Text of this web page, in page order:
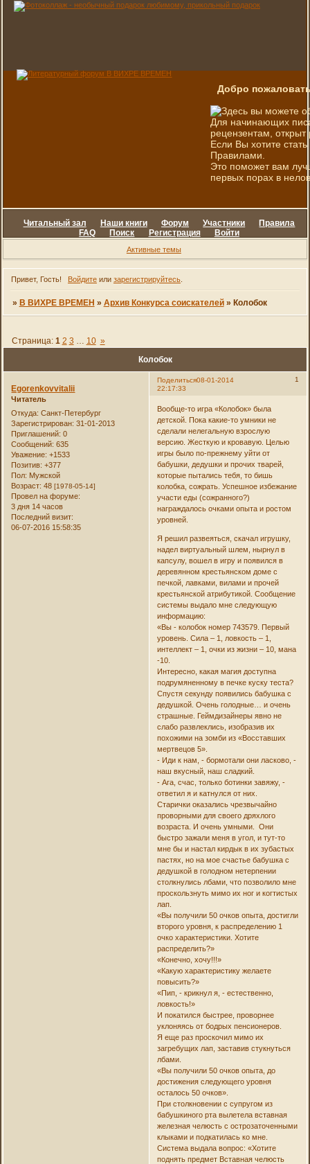
Добро
Здесь вы можете
Для начинающих
рецензентам, открыт
Если Вы хотите
Правилами.
Это поможет вам
первых порах в
Читальный зал Наши книги Форум Участники
Правила
FAQ
Поиск Регистрация Войти
Активные темы
Привет, Гость! Войдитеили зарегистрируйтесь.
» В ВИХРЕ ВРЕМЕН » Архив Конкурса соискателей » Колобок
Колобок
Страница: 1 2 3 … 10 »
Поделиться 1
08-01-2014
22:17:33
Egorenkovvitalii
Читатель
Откуда: Санкт-Петербург
Зарегистрирован: 31-01-2013
Приглашений: 0
Сообщений: 635
Уважение: +1533
Позитив: +377
Пол: Мужской
Возраст: 48[1978-05-14]
Провел на форуме:
3 дня 14 часов
Последний визит:
06-07-2016 15:58:35
Вообще-то игра «Колобок» была
детской. Пока какие-то умники не
сделали нелегальную взрослую
версию. Жесткую и кровавую. Целью
игры было по-прежнему уйти от
бабушки, дедушки и прочих тварей,
которые пытались тебя, то бишь
колобка, сожрать. Успешное избежание
участи еды (сожранного?)
награждалось очками опыта и ростом
уровней.
Я решил развеяться, скачал игрушку,
надел виртуальный шлем, нырнул в
капсулу, вошел в игру и появился в
деревянном крестьянском доме с
печкой, лавками, вилами и прочей
крестьянской атрибутикой. Сообщение
системы выдало мне следующую
информацию:
«Вы - колобок номер 743579. Первый
уровень. Сила – 1, ловкость – 1,
интеллект – 1, очки из жизни – 10, мана
-10.
Интересно, какая магия доступна
подрумяненному в печке куску теста?
Спустя секунду появились бабушка с
дедушкой. Очень голодные… и очень
страшные. Геймдизайнеры явно не
слабо развлеклись, изобразив их
похожими на зомби из «Восставших
мертвецов 5».
- Иди к нам, - бормотали они ласково, -
наш вкусный, наш сладкий.
- Ага, счас, только ботинки завяжу, -
ответил я и катнулся от них.
Старички оказались чрезвычайно
проворными для своего дряхлого
возраста. И очень умными. Они
быстро зажали меня в угол, и тут-то
мне бы и настал кирдык в их зубастых
пастях, но на мое счастье бабушка с
дедушкой в голодном нетерпении
столкнулись лбами, что позволило мне
проскользнуть мимо их ног и когтистых
лап.
«Вы получили 50 очков опыта, достигли
второго уровня, к распределению 1
очко характеристики. Хотите
распределить?»
«Конечно, хочу!!!»
«Какую характеристику желаете
повысить?»
«Пип, - крикнул я, - естественно,
ловкость!»
И покатился быстрее, проворнее
уклоняясь от бодрых пенсионеров.
Я еще раз проскочил мимо их
загребущих лап, заставив стукнуться
лбами.
«Вы получили 50 очков опыта, до
достижения следующего уровня
осталось 50 очков».
При столкновении с супругом из
бабушкиного рта вылетела вставная
железная челюсть с острозаточенными
клыками и подкатилась ко мне.
Система выдала вопрос: «Хотите
поднять предмет Вставная челюсть